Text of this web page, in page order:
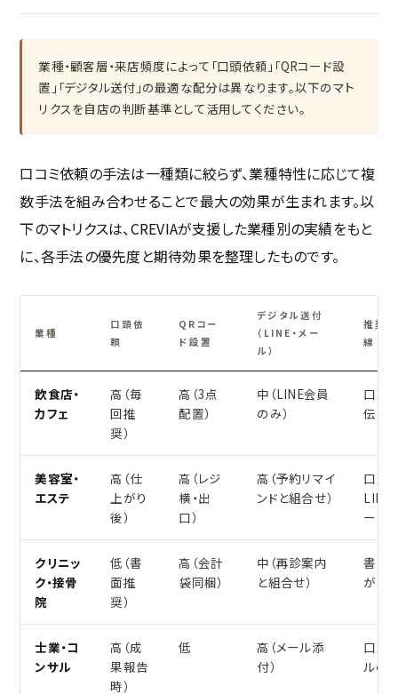
業種・顧客層・来店頻度によって「口頭依頼」「QRコード設
置」「デジタル送付」の最適な配分は異なります。以下のマト
リクスを自店の判断基準として活用してください。
口コミ依頼の手法は一種類に絞らず、業種特性に応じて複
数手法を組み合わせることで最大の効果が生まれます。以
下のマトリクスは、CREVIAが支援した業種別の実績をもと
に、各手法の優先度と期待効果を整理したものです。
業種
口頭依
頼
QRコー
ド設置
デジタル送付
（LINE・メー
ル）
推奨
線
飲食店・
カフェ
高（毎
回推
奨）
高（3点
配置）
中（LINE会員
のみ）
口頭
伝票
美容室・
エステ
高（仕
上がり
後）
高（レジ
横・出
口）
高（予約リマイ
ンドと組合せ）
口頭
LINE
ー
クリニッ
ク・接骨
院
低（書
面推
奨）
高（会計
袋同梱）
中（再診案内
と組合せ）
書面
がメ
士業・コ
ンサル
高（成
果報告
時）
低
高（メール添
付）
口頭
ルの